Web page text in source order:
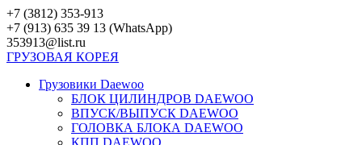
Перейти
к
контенту
+7 (3812) 353-913
+7 (913) 635 39 13 (WhatsApp)
353913@list.ru
ГРУЗОВАЯ КОРЕЯ
Грузовики Daewoo
БЛОК ЦИЛИНДРОВ DAEWOO
ВПУСК/ВЫПУСК DAEWOO
ГОЛОВКА БЛОКА DAEWOO
КПП DAEWOO